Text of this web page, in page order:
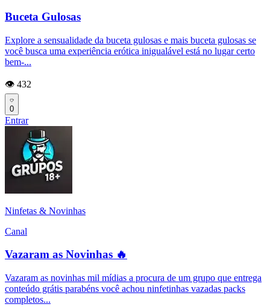
Buceta Gulosas
Explore a sensualidade da buceta gulosas e mais buceta gulosas se
você busca uma experiência erótica inigualável está no lugar certo
bem-...
👁️ 432
0
Entrar
Ninfetas & Novinhas
Canal
Vazaram as Novinhas 🔥
Vazaram as novinhas mil mídias a procura de um grupo que entrega
conteúdo grátis parabéns você achou ninfetinhas vazadas packs
completos...